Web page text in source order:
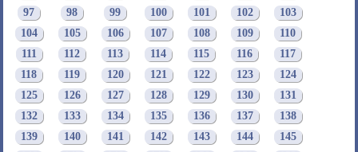
97
98 99 100 101 102
103
104
105 106 107 108 109
110
111
112 113 114 115 116
117
118
119 120 121 122 123
124
125
126 127 128 129 130
131
132
133 134 135 136 137
138
139
140 141 142 143 144
145